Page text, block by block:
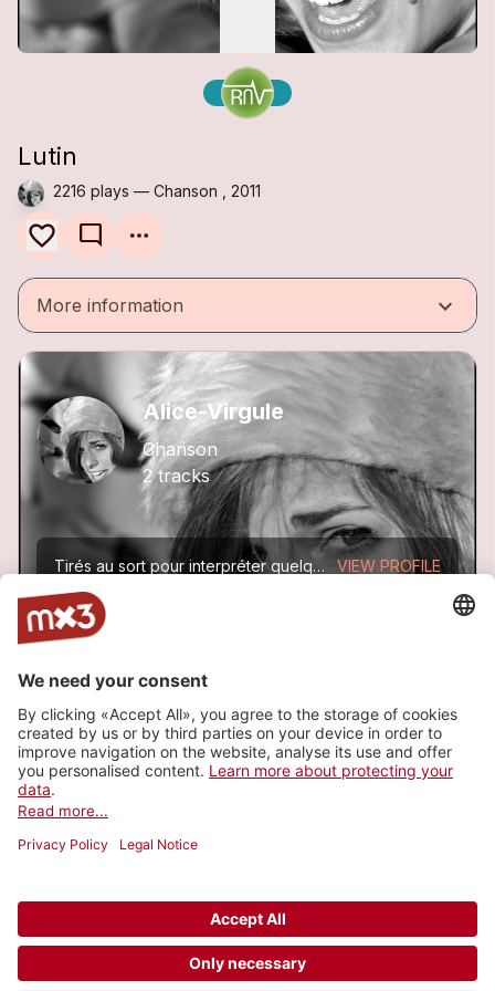
Lutin
2216 plays — Chanson , 2011
mode_comment
More information keyboard_arrow_down
Alice-Virgule
Chanson
2 tracks
Tirés au sort pour interpréter quelques titres lors d’une soirée mélangiste, Alice et Greg se sont littéralement rencontrés sur scène, avant de décider de composer des chansons toutes simples et... VIEW PROFILE
ALL TRACKS
1 Lutin
Alice-Virgule
2011Chanson
more_horiz
1
Alice-Virgule
2011Chanson